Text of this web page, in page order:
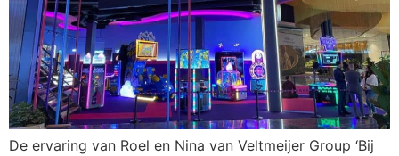
De ervaring van Roel en Nina van Veltmeijer Group ‘Bij